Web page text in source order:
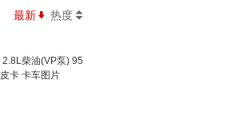
最新  热度